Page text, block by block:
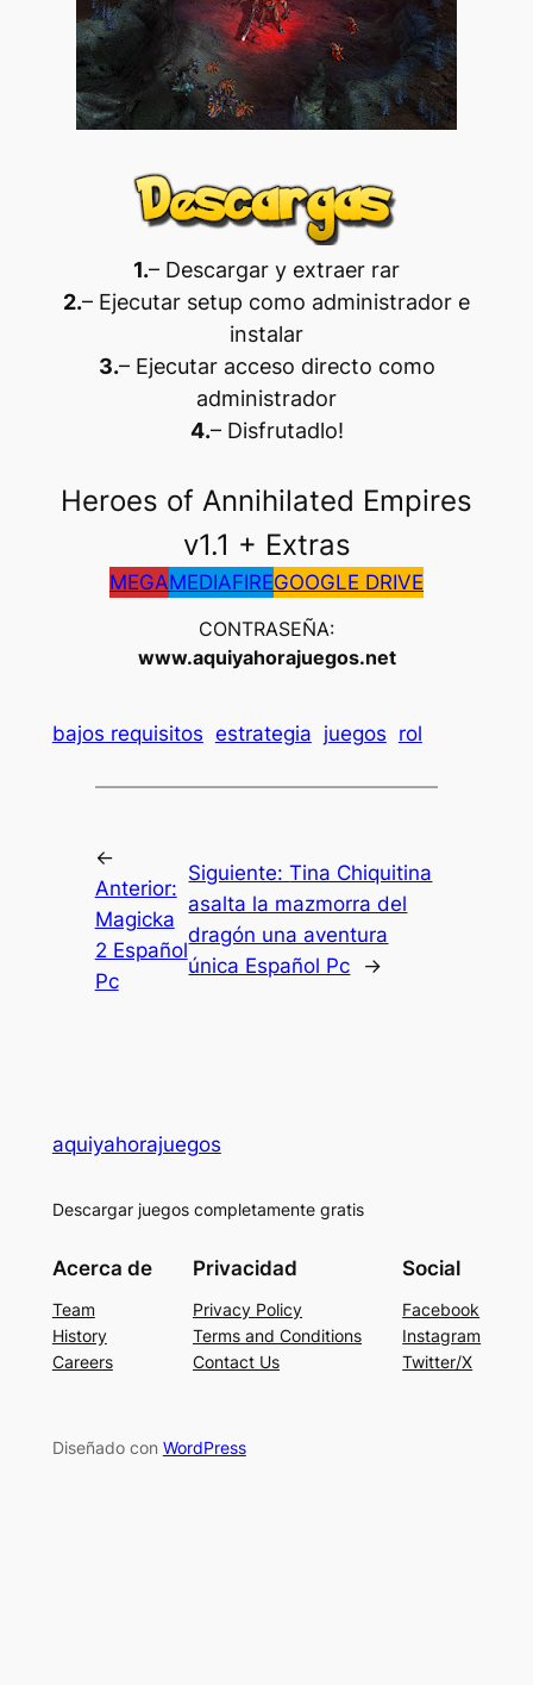
1.– Descargar y extraer rar
2.– Ejecutar setup como administrador e
instalar
3.– Ejecutar acceso directo como
administrador
4.– Disfrutadlo!
Heroes of Annihilated Empires
v1.1 + Extras
MEGAMEDIAFIREGOOGLE DRIVE
CONTRASEÑA:
www.aquiyahorajuegos.net
bajos requisitos estrategia juegos rol
←
Anterior:
Magicka
2 Español
Pc
Siguiente:Tina Chiquitina
asalta la mazmorra del
dragón una aventura
única Español Pc
→
aquiyahorajuegos
Descargar juegos completamente gratis
Acerca de
Team
History
Careers
Privacidad
Privacy Policy
Terms and Conditions
Contact Us
Social
Facebook
Instagram
Twitter/X
Diseñado con WordPress